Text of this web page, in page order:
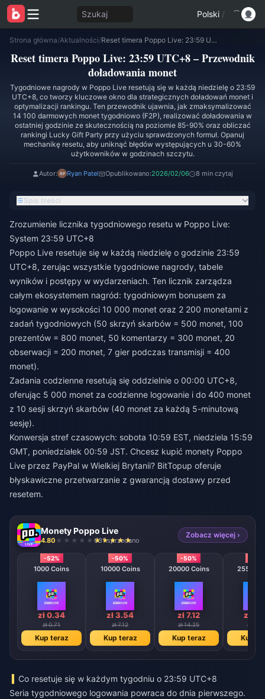
Szukaj Polski /
Strona główna/Aktualności/ Reset timera Poppo Live: 23:59 UTC+8 – Przewodnik doładowania monet
Reset timera Poppo Live: 23:59 UTC+8 – Przewodnik
doładowania monet
Tygodniowe nagrody w Poppo Live resetują się w każdą niedzielę o 23:59
UTC+8, co tworzy kluczowe okno dla strategicznych doładowań monet i
optymalizacji rankingu. Ten przewodnik ujawnia, jak zmaksymalizować
14 100 darmowych monet tygodniowo (F2P), realizować doładowania w
ostatniej godzinie ze skutecznością na poziomie 85-90% oraz obliczać
rankingi Lucky Gift Party przy użyciu sprawdzonych formuł. Opanuj
mechanikę resetu, aby uniknąć błędów występujących u 30-60%
użytkowników w godzinach szczytu.
Autor: Ryan Patel Opublikowano:2026/02/06 8 min czytaj
Spis treści
Zrozumienie licznika tygodniowego resetu w Poppo Live:
System 23:59 UTC+8
Poppo Live resetuje się w każdą niedzielę o godzinie 23:59
UTC+8, zerując wszystkie tygodniowe nagrody, tabele
wyników i postępy w wydarzeniach. Ten licznik zarządza
całym ekosystemem nagród: tygodniowym bonusem za
logowanie w wysokości 10 000 monet oraz 2 200 monetami z
zadań tygodniowych (50 skrzyń skarbów = 500 monet, 100
prezentów = 800 monet, 50 komentarzy = 300 monet, 20
obserwacji = 200 monet, 7 gier podczas transmisji = 400
monet).
Zadania codzienne resetują się oddzielnie o 00:00 UTC+8,
oferując 5 000 monet za codzienne logowanie i do 400 monet
z 10 sesji skrzyń skarbów (40 monet za każdą 5-minutową
sesję).
Konwersja stref czasowych: sobota 10:59 EST, niedziela 15:59
GMT, poniedziałek 00:59 JST. Chcesz kupić monety Poppo
Live przez PayPal w Wielkiej Brytanii? BitTopup oferuje
błyskawiczne przetwarzanie z gwarancją dostawy przed
resetem.
Monety Poppo Live
4.80 631 sprzedano
Zobacz więcej ›
-52%
1000 Coins
zł 0.34
zł 0.71
Kup teraz
-50%
10000 Coins
zł 3.54
zł 7.12
Kup teraz
-50%
20000 Coins
zł 7.12
zł 14.25
Kup teraz
25500
zł
zł
Kup
Co resetuje się w każdym tygodniu o 23:59 UTC+8
Seria tygodniowego logowania powraca do dnia pierwszego.